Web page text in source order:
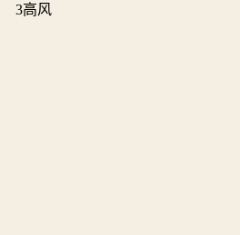
3高风